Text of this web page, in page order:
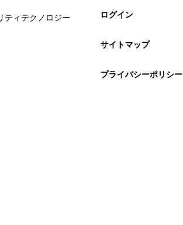
ティテクノロジー ログイン
サイトマップ
プライバシーポリシー